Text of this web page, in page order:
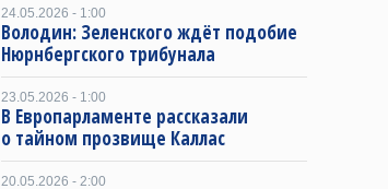
24.05.2026 - 1:00
Володин: Зеленского ждёт подобие
Нюрнбергского трибунала
23.05.2026 - 1:00
В Европарламенте рассказали
о тайном прозвище Каллас
20.05.2026 - 2:00